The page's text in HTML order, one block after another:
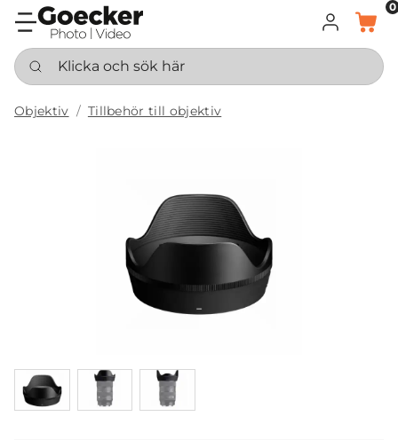
LOGGA IN
KORG
0
Klicka och sök här
Objektiv Tillbehör till objektiv